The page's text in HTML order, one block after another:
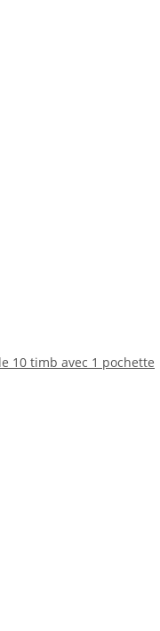
10 timb avec 1 pochette